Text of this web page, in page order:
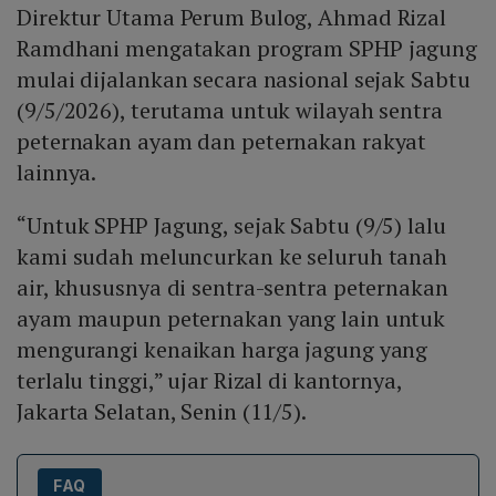
Direktur Utama Perum Bulog, Ahmad Rizal
Ramdhani mengatakan program SPHP jagung
mulai dijalankan secara nasional sejak Sabtu
(9/5/2026), terutama untuk wilayah sentra
peternakan ayam dan peternakan rakyat
lainnya.
“Untuk SPHP Jagung, sejak Sabtu (9/5) lalu
kami sudah meluncurkan ke seluruh tanah
air, khususnya di sentra-sentra peternakan
ayam maupun peternakan yang lain untuk
mengurangi kenaikan harga jagung yang
terlalu tinggi,” ujar Rizal di kantornya,
Jakarta Selatan, Senin (11/5).
FAQ